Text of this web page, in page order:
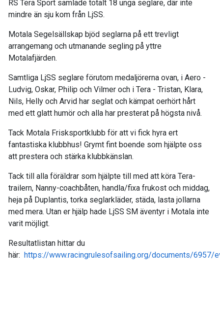
RS Tera Sport samlade totalt 18 unga seglare, där inte
mindre än sju kom från LjSS.
Motala Segelsällskap bjöd seglarna på ett trevligt
arrangemang och utmanande segling på yttre
Motalafjärden.
Samtliga LjSS seglare förutom medaljörerna ovan, i Aero -
Ludvig, Oskar, Philip och Vilmer och i Tera - Tristan, Klara,
Nils, Helly och Arvid har seglat och kämpat oerhört hårt
med ett glatt humör och alla har presterat på högsta nivå.
Tack Motala Frisksportklubb för att vi fick hyra ert
fantastiska klubbhus! Grymt fint boende som hjälpte oss
att prestera och stärka klubbkänslan.
Tack till alla föräldrar som hjälpte till med att köra Tera-
trailern, Nanny-coachbåten, handla/fixa frukost och middag,
heja på Duplantis, torka seglarkläder, städa, lasta jollarna
med mera. Utan er hjälp hade LjSS SM äventyr i Motala inte
varit möjligt.
Resultatlistan hittar du
här: https://www.racingrulesofsailing.org/documents/6957/